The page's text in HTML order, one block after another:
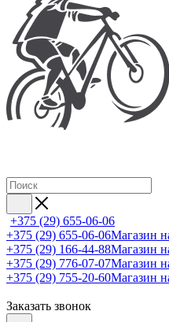
+375 (29) 655-06-06
+375 (29) 655-06-06Магазин
+375 (29) 166-44-88Магазин
+375 (29) 776-07-07Магазин
+375 (29) 755-20-60Магазин
Заказать звонок